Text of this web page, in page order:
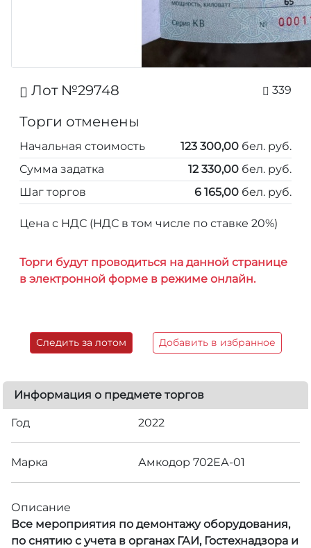
Лот №29748 339
Торги отменены
Начальная стоимость 123 300,00 бел. руб.
Сумма задатка
12 330,00 бел. руб.
Шаг торгов
6 165,00 бел. руб.
Цена с НДС (НДС в том числе по ставке 20%)
Торги будут проводиться на данной странице
в электронной форме в режиме онлайн.
Следить за лотом Добавить в избранное
Информация о предмете торгов
Год 2022
Марка Амкодор 702ЕА-01
Описание
Все мероприятия по демонтажу оборудования,
по снятию с учета в органах ГАИ, Гостехнадзора и